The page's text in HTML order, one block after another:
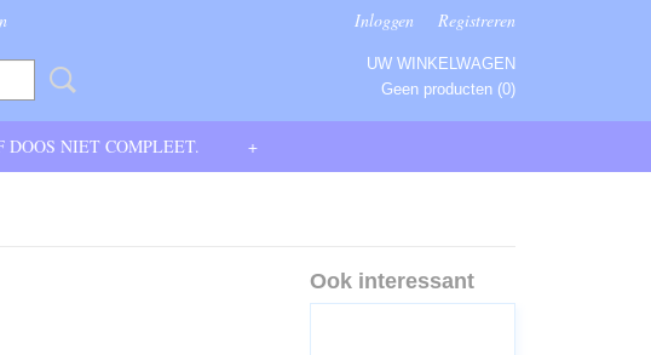
Inloggen Registreren
UW WINKELWAGEN
Geen producten (0)
DOOS NIET COMPLEET. +
Ook interessant